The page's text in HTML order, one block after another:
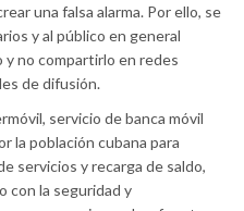
una falsa alarma. Por ello, se
y al público en general
no compartirlo en redes
de difusión.
servicio de banca móvil
la población cubana para
servicios y recarga de saldo,
con la seguridad y